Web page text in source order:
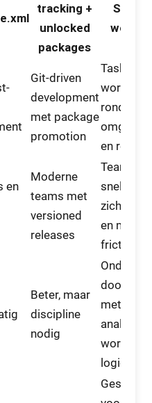
tracking +
unlocked
packages
Git-driven
development
met package
promotion
Task-
workflow
rond Git,
en
en
Moderne
teams met
versioned
releases
Teams
snelheid,
en minder
friction
Beter, maar
discipline
nodig
door
metadata
analyse
workflow
logica
Geschikt